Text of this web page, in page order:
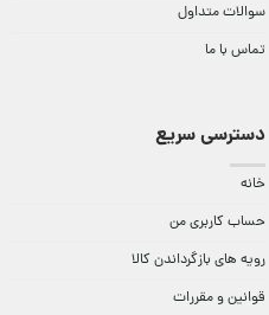
سوالات متداول
تماس با ما
دسترسی سریع
خانه
حساب کاربری من
رویه های بازگرداندن کالا
قوانین و مقررات